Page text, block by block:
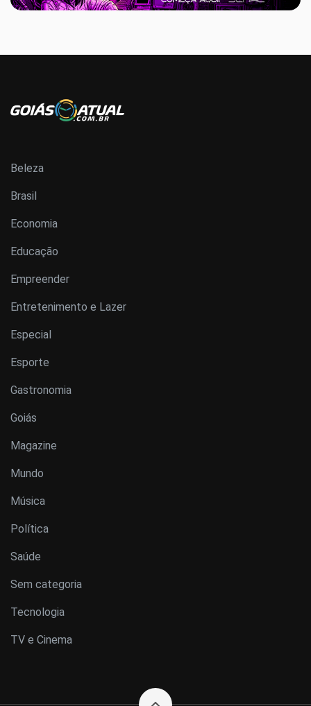
Beleza
Brasil
Economia
Educação
Empreender
Entretenimento e Lazer
Especial
Esporte
Gastronomia
Goiás
Magazine
Mundo
Música
Política
Saúde
Sem categoria
Tecnologia
TV e Cinema